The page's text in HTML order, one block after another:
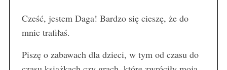
Cześć, jestem Daga! Bardzo się cieszę, że do
mnie trafiłaś.
Piszę o zabawach dla dzieci, w tym od czasu do